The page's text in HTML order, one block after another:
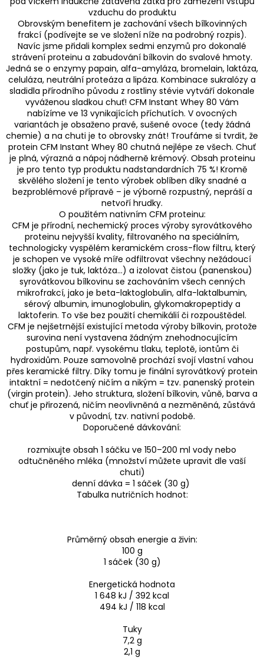
vzduchu do produktu
Obrovským benefitem je zachování všech bílkovinných
frakcí (podívejte se ve složení níže na podrobný rozpis).
Navíc jsme přidali komplex sedmi enzymů pro dokonalé
strávení proteinu a zabudování bílkovin do svalové hmoty.
Jedná se o enzymy papain, alfa-amyláza, bromelain, laktáza,
celuláza, neutrální proteáza a lipáza. Kombinace sukralózy a
sladidla přírodního původu z rostliny stévie vytváří dokonale
vyváženou sladkou chuť! CFM Instant Whey 80 Vám
nabízíme ve 13 vynikajících příchutích. V ovocných
variantách je obsaženo pravé, sušené ovoce (tedy žádná
chemie) a na chuti je to obrovsky znát! Troufáme si tvrdit, že
protein CFM Instant Whey 80 chutná nejlépe ze všech. Chuť
je plná, výrazná a nápoj nádherně krémový. Obsah proteinu
je pro tento typ produktu nadstandardních 75 %! Kromě
skvělého složení je tento výrobek oblíben díky snadné a
bezproblémové přípravě – je výborně rozpustný, nepráší a
netvoří hrudky.
O použitém nativním CFM proteinu:
CFM je přírodní, nechemický proces výroby syrovátkového
proteinu nejvyšší kvality, filtrovaného na speciálním,
technologicky vyspělém keramickém cross-flow filtru, který
je schopen ve vysoké míře odfiltrovat všechny nežádoucí
složky (jako je tuk, laktóza…) a izolovat čistou (panenskou)
syrovátkovou bílkovinu se zachováním všech cenných
mikrofrakcí, jako je beta-laktoglobulin, alfa-laktalbumin,
sérový albumin, imunoglobulin, glykomakropeptidy a
laktoferin. To vše bez použití chemikálií či rozpouštědel.
CFM je nejšetrnější existující metoda výroby bílkovin, protože
surovina není vystavena žádným znehodnocujícím
postupům, např. vysokému tlaku, teplotě, iontům či
hydroxidům. Pouze samovolně prochází svojí vlastní vahou
přes keramické filtry. Díky tomu je finální syrovátkový protein
intaktní = nedotčený ničím a nikým = tzv. panenský protein
(virgin protein). Jeho struktura, složení bílkovin, vůně, barva a
chuť je přirozená, ničím neovlivněná a nezměněná, zůstává
v původní, tzv. nativní podobě.
Doporučené dávkování:
rozmixujte obsah 1 sáčku ve 150–200 ml vody nebo
odtučněného mléka (množství můžete upravit dle vaší
chuti)
denní dávka = 1 sáček (30 g)
Tabulka nutričních hodnot:
Průměrný obsah energie a živin:
100 g
1 sáček (30 g)
Energetická hodnota
1 648 kJ / 392 kcal
494 kJ / 118 kcal
Tuky
7,2 g
2,1 g